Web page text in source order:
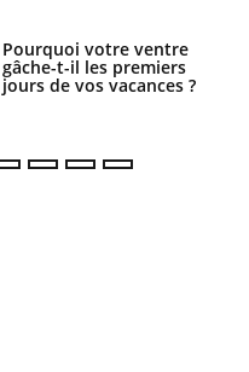
Pourquoi votre ventre
gâche-t-il les premiers
jours de vos vacances ?